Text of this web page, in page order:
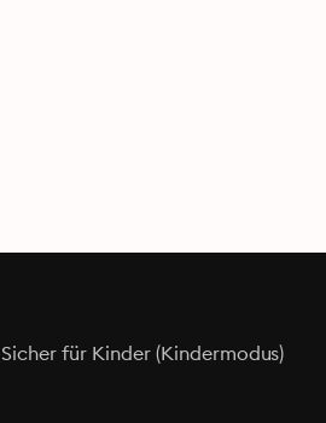
Sicher für Kinder (Kindermodus)